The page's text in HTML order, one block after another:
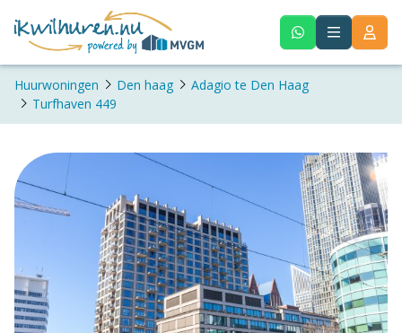
Huurwoningen Den haag
Adagio te Den Haag
Turfhaven 449